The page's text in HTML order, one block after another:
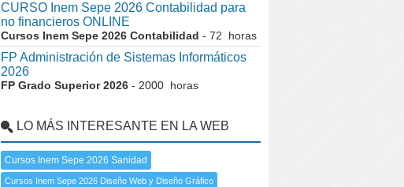
CURSO Inem Sepe 2026 Contabilidad para
no financieros ONLINE
Cursos Inem Sepe 2026 Contabilidad - 72 horas
FP Administración de Sistemas Informáticos
2026
FP Grado Superior 2026 - 2000 horas
LO MÁS INTERESANTE EN LA WEB
Cursos Inem Sepe 2026 Sanidad
Cursos Inem Sepe 2026 Diseño Web y Diseño Gráfico